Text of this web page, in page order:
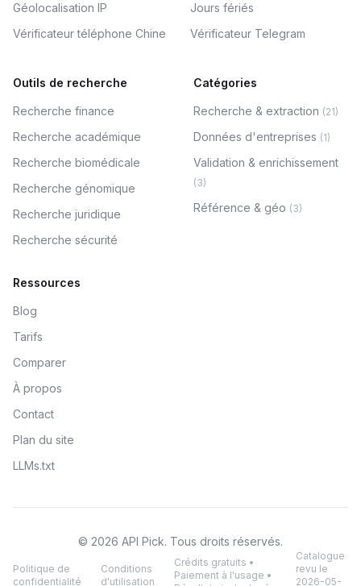
Géolocalisation IP
Jours fériés
Vérificateur téléphone Chine
Vérificateur Telegram
Outils de recherche
Recherche finance
Recherche académique
Recherche biomédicale
Recherche génomique
Recherche juridique
Recherche sécurité
Catégories
Recherche & extraction (21)
Données d'entreprises (1)
Validation & enrichissement
(3)
Référence & géo (3)
Ressources
Blog
Tarifs
Comparer
À propos
Contact
Plan du site
LLMs.txt
© 2026 API Pick. Tous droits réservés.
Politique de
confidentialité
Conditions
d'utilisation
Crédits gratuits •
Paiement à l'usage •
Catalogue
revu le
2026-05-